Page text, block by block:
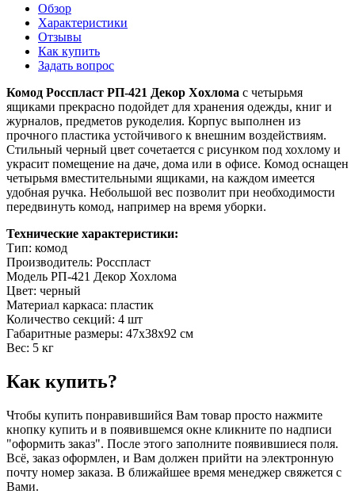
Обзор
Характеристики
Отзывы
Как купить
Задать вопрос
Комод Росспласт РП-421 Декор Хохлома с четырьмя
ящиками прекрасно подойдет для хранения одежды, книг и
журналов, предметов рукоделия. Корпус выполнен из
прочного пластика устойчивого к внешним воздействиям.
Стильный черный цвет сочетается с рисунком под хохлому и
украсит помещение на даче, дома или в офисе. Комод оснащен
четырьмя вместительными ящиками, на каждом имеется
удобная ручка. Небольшой вес позволит при необходимости
передвинуть комод, например на время уборки.
Технические характеристики:
Тип: комод
Производитель: Росспласт
Модель РП-421 Декор Хохлома
Цвет: черный
Материал каркаса: пластик
Количество секций: 4 шт
Габаритные размеры: 47х38х92 см
Вес: 5 кг
Как купить?
Чтобы купить понравившийся Вам товар просто нажмите
кнопку купить и в появившемся окне кликните по надписи
"оформить заказ". После этого заполните появившиеся поля.
Всё, заказ оформлен, и Вам должен прийти на электронную
почту номер заказа. В ближайшее время менеджер свяжется с
Вами.